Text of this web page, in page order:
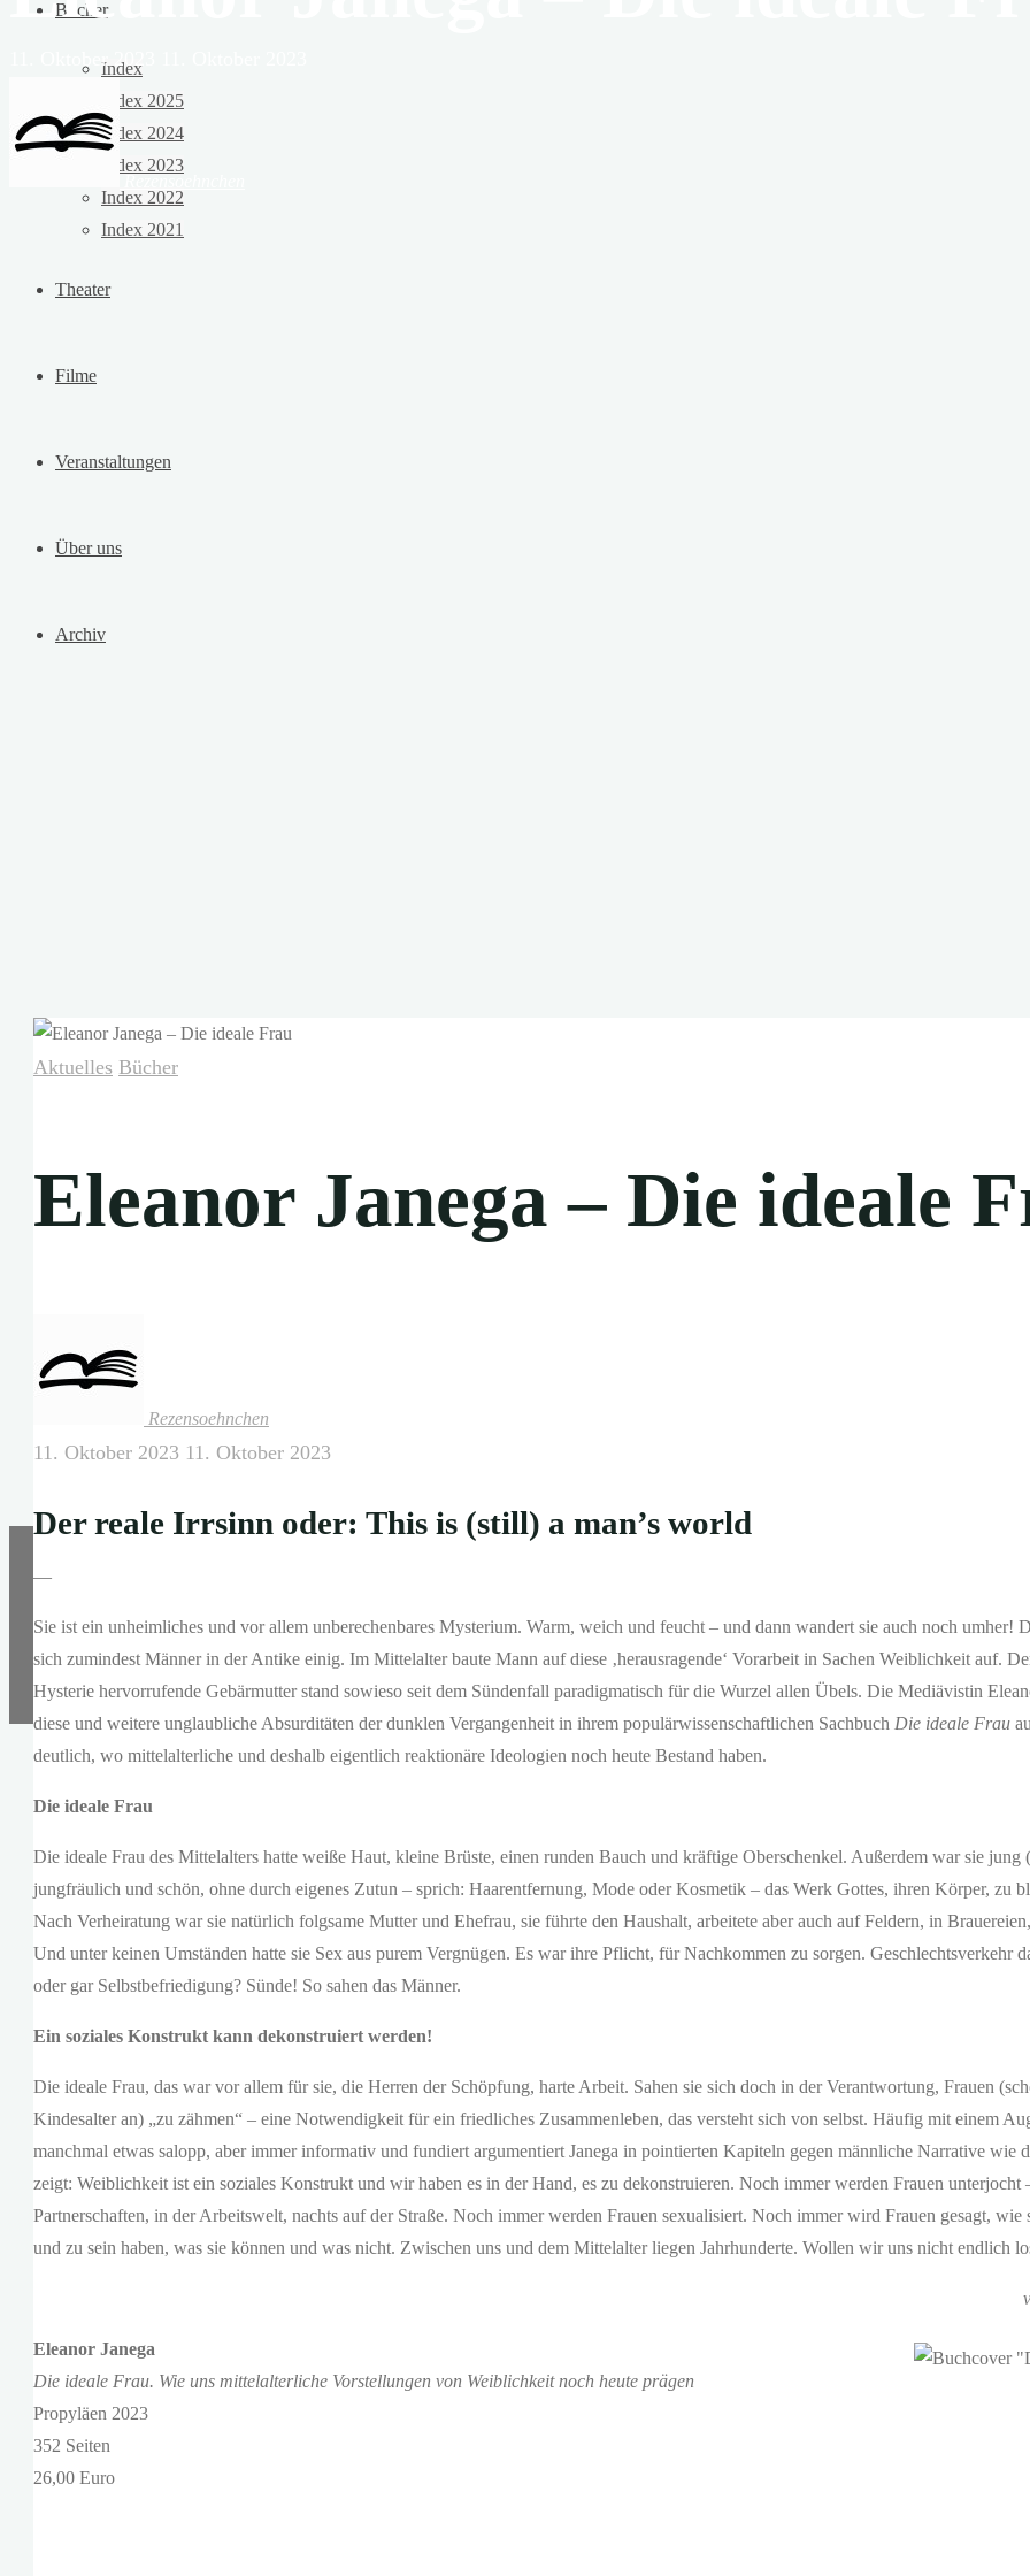
Bücher
Index
Index 2025
Index 2024
Index 2023
Index 2022
Index 2021
Theater
Filme
Veranstaltungen
Über uns
Archiv
11. Oktober 2023
Aktuelles Bücher
Eleanor Janega – Die ideale
Rezensoehnchen
11. Oktober 2023 11. Oktober 2023
Der reale Irrsinn oder: This is (still) a man’s world
—
Sie ist ein unheimliches und vor allem unberechenbares Mysterium. Warm, weich und feucht – und dann wandert sie auch noch umher!
sich zumindest Männer in der Antike einig. Im Mittelalter baute Mann auf diese ‚herausragende‘ Vorarbeit in Sachen Weiblichkeit auf.
Hysterie hervorrufende Gebärmutter stand sowieso seit dem Sündenfall paradigmatisch für die Wurzel allen Übels. Die Mediävistin
diese und weitere unglaubliche Absurditäten der dunklen Vergangenheit in ihrem populärwissenschaftlichen Sachbuch Die ideale Frau
deutlich, wo mittelalterliche und deshalb eigentlich reaktionäre Ideologien noch heute Bestand haben.
Die ideale Frau
Die ideale Frau des Mittelalters hatte weiße Haut, kleine Brüste, einen runden Bauch und kräftige Oberschenkel. Außerdem war sie jung
jungfräulich und schön, ohne durch eigenes Zutun – sprich: Haarentfernung, Mode oder Kosmetik – das Werk Gottes, ihren Körper, zu
Nach Verheiratung war sie natürlich folgsame Mutter und Ehefrau, sie führte den Haushalt, arbeitete aber auch auf Feldern, in
Und unter keinen Umständen hatte sie Sex aus purem Vergnügen. Es war ihre Pflicht, für Nachkommen zu sorgen. Geschlechtsverkehr
oder gar Selbstbefriedigung? Sünde! So sahen das Männer.
Ein soziales Konstrukt kann dekonstruiert werden!
Die ideale Frau, das war vor allem für sie, die Herren der Schöpfung, harte Arbeit. Sahen sie sich doch in der Verantwortung, Frauen
Kindesalter an) „zu zähmen“ – eine Notwendigkeit für ein friedliches Zusammenleben, das versteht sich von selbst. Häufig mit einem
manchmal etwas salopp, aber immer informativ und fundiert argumentiert Janega in pointierten Kapiteln gegen männliche Narrative wie
zeigt: Weiblichkeit ist ein soziales Konstrukt und wir haben es in der Hand, es zu dekonstruieren. Noch immer werden Frauen unterjocht
Partnerschaften, in der Arbeitswelt, nachts auf der Straße. Noch immer werden Frauen sexualisiert. Noch immer wird Frauen gesagt, wie
und zu sein haben, was sie können und was nicht. Zwischen uns und dem Mittelalter liegen Jahrhunderte. Wollen wir uns nicht endlich
Eleanor Janega
Die ideale Frau. Wie uns mittelalterliche Vorstellungen von Weiblichkeit noch heute prägen
Propyläen 2023
352 Seiten
26,00 Euro